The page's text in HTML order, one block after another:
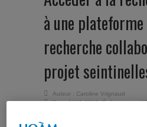
à une
recherche
projet
Auteur : Caroline Vrignaud
Dans2015-2016,Événements,